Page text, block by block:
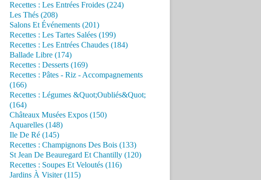
Recettes : Les Entrées Froides (224)
Les Thés (208)
Salons Et Événements (201)
Recettes : Les Tartes Salées (199)
Recettes : Les Entrées Chaudes (184)
Ballade Libre (174)
Recettes : Desserts (169)
Recettes : Pâtes - Riz - Accompagnements
(166)
Recettes : Légumes &Quot;Oubliés&Quot;
(164)
Châteaux Musées Expos (150)
Aquarelles (148)
Ile De Ré (145)
Recettes : Champignons Des Bois (133)
St Jean De Beauregard Et Chantilly (120)
Recettes : Soupes Et Veloutés (116)
Jardins À Visiter (115)